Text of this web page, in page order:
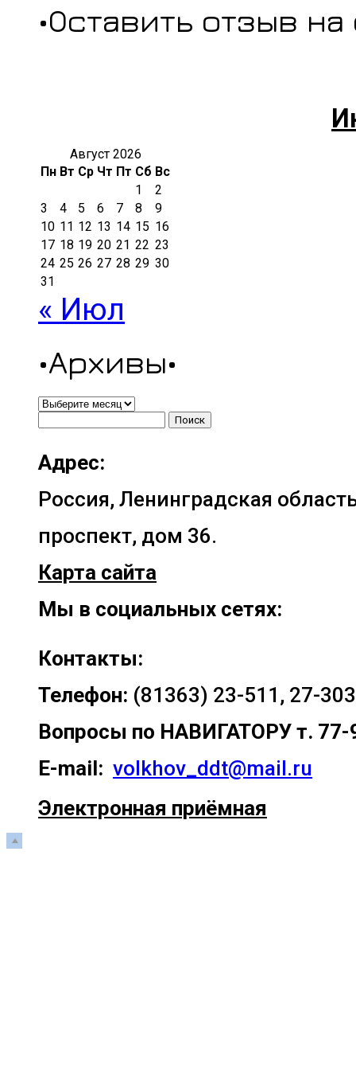
•Оставить отзыв на
Август 2026
Пн Вт Ср Чт Пт Сб Вс
1
2
3
4 5 6 7 8
9
10 11 12 13 14 15 16
17 18 19 20 21 22 23
24 25 26 27 28 29 30
31
« Июл
•Архивы•
•Архивы•
Адрес:
Россия, Ленинградская
проспект, дом 36.
Карта сайта
Мы в социальных сетях:
Контакты:
Телефон: (81363) 23-511, 27-303
Вопросы по НАВИГАТОРУ т. 77-
E-mail: volkhov_ddt@mail.ru
Электронная приёмная